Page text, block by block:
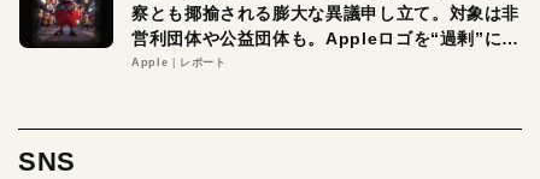
察とも揶揄される膨大な異議申し立て。対象は非
営利団体や公益団体も。Appleロゴを“過剰”に守
る理由とは
Apple レポート
SNS